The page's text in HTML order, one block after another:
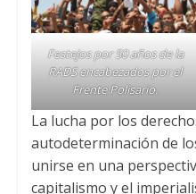
Festejos por 50 años de la
RADS encabezados por el
Frente Polisario.
La lucha por los
autodeterminación de
unirse en una
capitalismo y el